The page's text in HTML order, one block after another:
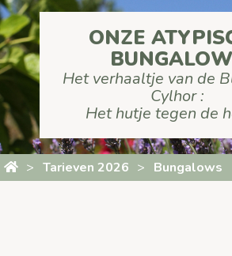
ONZE
Het verhaaltje van de
Cylhor :
Het hutje tegen de
Tarieven 2026 Bungalows